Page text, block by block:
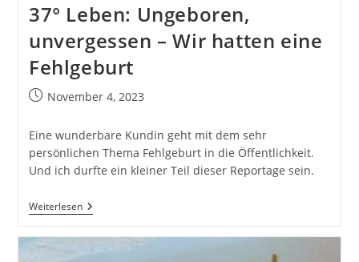
37° Leben: Ungeboren,
unvergessen – Wir hatten eine
Fehlgeburt
BeitragNovember 4, 2023
Eine wunderbare Kundin geht mit dem sehr
persönlichen Thema Fehlgeburt in die Öffentlichkeit.
Und ich durfte ein kleiner Teil dieser Reportage sein.
Weiterlesen37°
Leben: